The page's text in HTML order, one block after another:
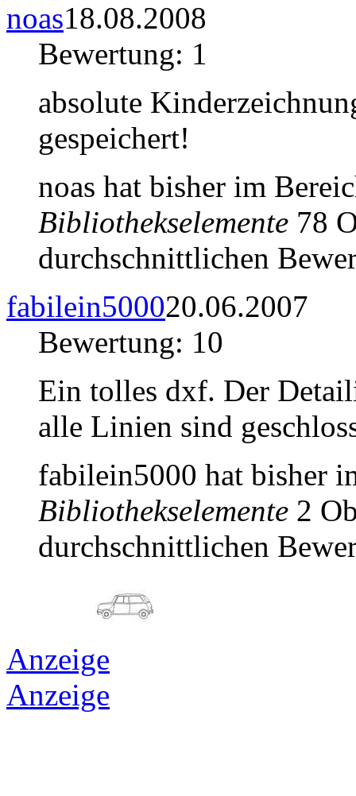
noas18.08.2008
Bewertung: 1
absolute
gespeichert!
noas hat bisher im
Bibliothekselemente 78
durchschnittlichen
fabilein500020.06.2007
Bewertung: 10
Ein tolles dxf. Der
alle Linien sind
fabilein5000 hat bisher
Bibliothekselemente 2
durchschnittlichen
Anzeige
Anzeige